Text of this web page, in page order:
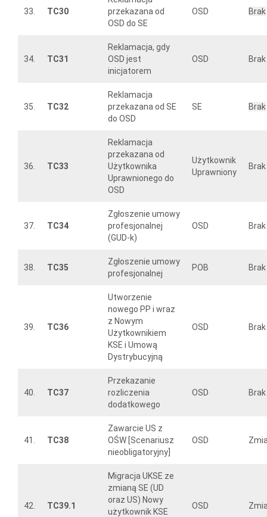
33. TC30
przekazana od
OSD do SE
OSD Brak
34. TC31
Reklamacja, gdy
OSD jest
inicjatorem
OSD Brak
35. TC32
Reklamacja
przekazana od SE
do OSD
SE Brak
36. TC33
Reklamacja
przekazana od
Użytkownika
Uprawnionego do
OSD
Użytkownik
Uprawniony
Brak
37. TC34
Zgłoszenie umowy
profesjonalnej
(GUD-k)
OSD Brak
38. TC35
Zgłoszenie umowy
profesjonalnej
POB Brak
39. TC36
Utworzenie
nowego PP i wraz
z Nowym
Użytkownikiem
KSE i Umową
Dystrybucyjną
OSD Brak
40. TC37
Przekazanie
rozliczenia
dodatkowego
OSD Brak
41. TC38
Zawarcie US z
OŚW [Scenariusz
nieobligatoryjny]
OSD
42. TC39.1
Migracja UKSE ze
zmianą SE (UD
oraz US) Nowy
użytkownik KSE
OSD